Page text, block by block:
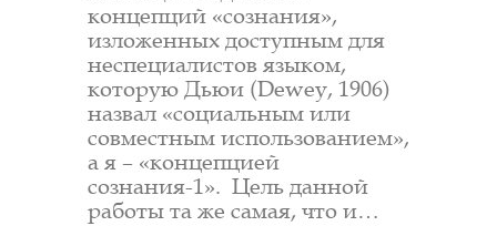
концепций «сознания»,
изложенных доступным для
неспециалистов языком,
которую Дьюи (Dewey, 1906)
назвал «социальным или
совместным использованием»,
а я – «концепцией
сознания-1». Цель данной
работы та же самая, что и…